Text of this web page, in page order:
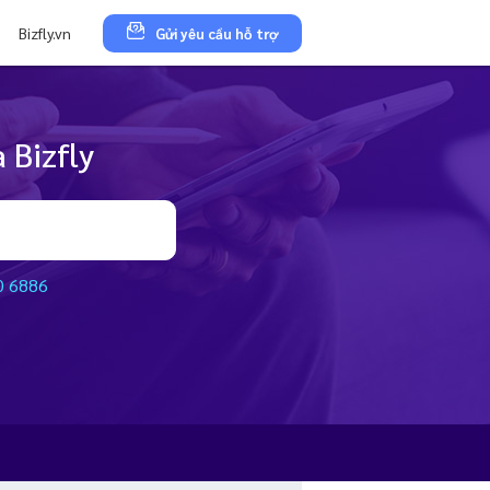
Bizfly.vn Gửi yêu cầu hỗ trợ
Bizfly
6886